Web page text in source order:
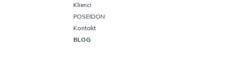
Klienci
POSEIDON
Kontakt
BLOG